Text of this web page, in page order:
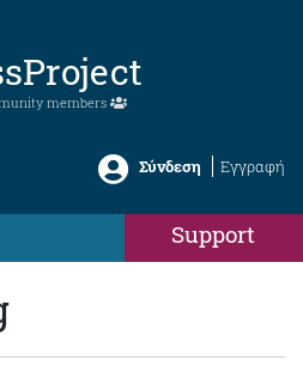
members
Σύνδεση Εγγραφή
Support